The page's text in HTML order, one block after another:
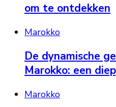
om te ontdekken
Marokko
De dynamische
Marokko: een
Marokko